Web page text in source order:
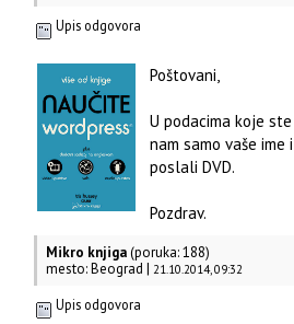
Upis odgovora
Poštovani,
U podacima koje
nam samo vaše ime
poslali DVD.
Pozdrav.
Mikro knjiga(poruka: 188)
mesto: Beograd |21.10.2014, 09:32
Upis odgovora